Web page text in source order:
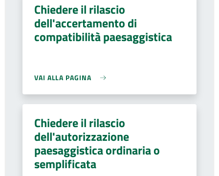
Chiedere il rilascio
dell'accertamento di
compatibilità paesaggistica
VAI ALLA PAGINA
Chiedere il rilascio
dell'autorizzazione
paesaggistica ordinaria o
semplificata